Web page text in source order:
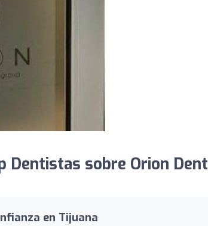
Dentistas sobre Orion
en Tijuana